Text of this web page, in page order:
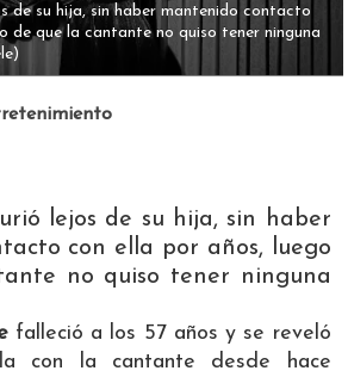
de su hija, sin haber mantenido contacto
de que la cantante no quiso tener ninguna
lejos de su hija, sin haber
con ella por años, luego
no quiso tener ninguna
falleció a los 57 años y se reveló
con la cantante desde hace